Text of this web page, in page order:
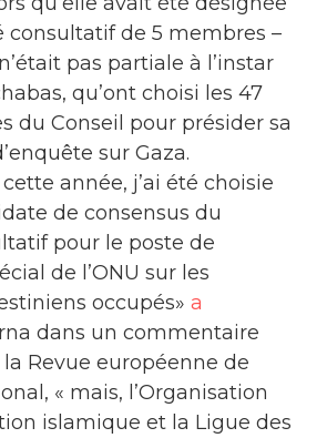
consultatif de 5 membres –
pas partiale à l’instar
qu’ont choisi les 47
du Conseil pour présider sa
sur Gaza.
année, j’ai été choisie
de consensus du
pour le poste de
de l’ONU sur les
occupés» a
dans un commentaire
Revue européenne de
« mais, l’Organisation
islamique et la Ligue des